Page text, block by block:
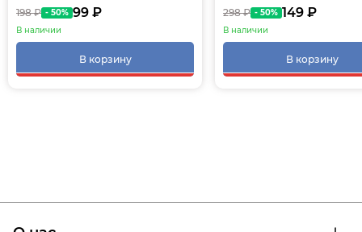
198 ₽ - 50% 99 ₽
В наличии
В корзину
298 ₽ - 50% 149 ₽
В наличии
В корзину